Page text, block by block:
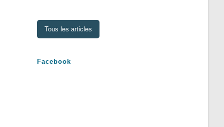
des
vaccins
Tous les articles
Facebook